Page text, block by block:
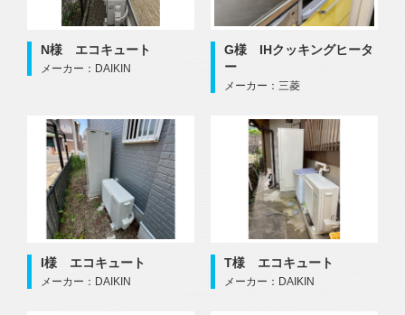
N様 エコキュート
メーカー：DAIKIN
G様 IHクッキングヒータ
ー
メーカー：三菱
I様 エコキュート
メーカー：DAIKIN
T様 エコキュート
メーカー：DAIKIN